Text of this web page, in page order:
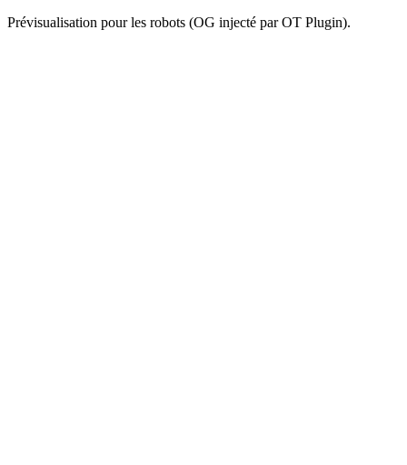
Prévisualisation pour les robots (OG injecté par OT Plugin).